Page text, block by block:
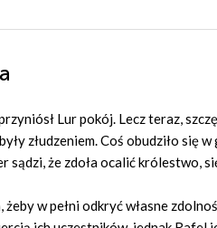
Lur pokój. Lecz teraz,
złudzeniem. Coś obudziło się w
sądzi, że zdoła ocalić królestwo,
w pełni odkryć własne